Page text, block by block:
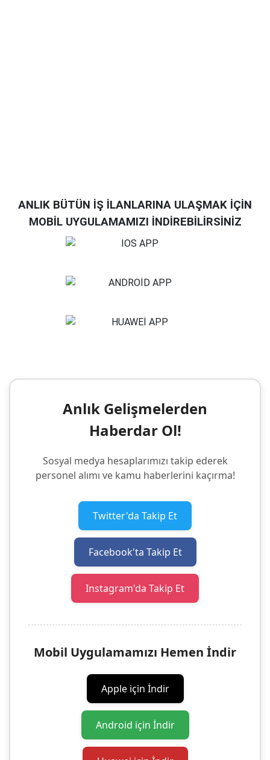
ANLIK BÜTÜN İŞ İLANLARINA ULAŞMAK İÇİN
MOBİL UYGULAMAMIZI İNDİREBİLİRSİNİZ
Anlık Gelişmelerden
Haberdar Ol!
Sosyal medya hesaplarımızı takip ederek
personel alımı ve kamu haberlerini kaçırma!
Twitter'da Takip Et
Facebook'ta Takip Et
Instagram'da Takip Et
Mobil Uygulamamızı Hemen İndir
Apple için İndir
Android için İndir